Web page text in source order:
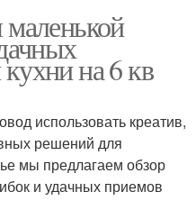
маленькой
на 6 кв
использовать креатив,
решений для
мы предлагаем обзор
и удачных приемов